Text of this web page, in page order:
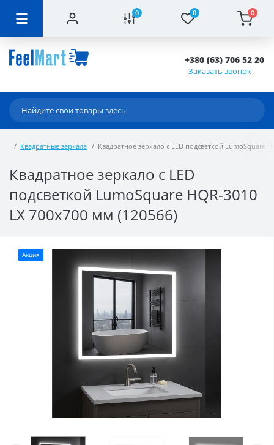
0 0 0
+380 (63) 706 52 20
Заказать звонок
Квадратные зеркала Квадратное зеркало с LED подсветкой LumoSquare
Квадратное зеркало с LED
подсветкой LumoSquare HQR-3010
LX 700x700 мм (120566)
Акция